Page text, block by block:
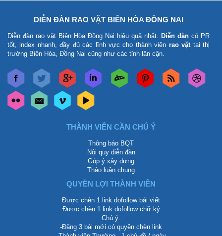
DIỄN ĐÀN RAO VẶT BIÊN HÒA ĐỒNG NAI
Diễn đàn rao vặt Biên Hòa Đồng Nai hiệu quả nhất. Diễn đàn có PR
tốt, index nhanh, đầy đủ các lĩnh vực cho thành viên rao vặttại thị
trường Biên Hòa, Đồng Nai cũng như các tỉnh lân cận.
THÀNH VIÊN CẦN CHÚ Ý
Thông báo BQT
Nội quy diễn đàn
Góp ý xây dựng
Thảo luận chung
QUYỀN LỢI THÀNH VIÊN
Được chèn 1 link dofollow bài viết
Được chèn 1 link dofollow chữ ký
Chú ý:
-Đăng 3 bài mới có quyền chèn link